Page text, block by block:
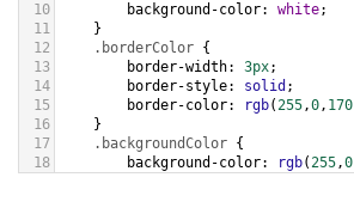
10
background-color: white;
11
}
12
.borderColor {
13
border-width: 3px;
14
border-style: solid ;
15
border-color: rgb(255,0, 170
16
}
17
.backgroundColor {
18
background-color: rgb(255,0